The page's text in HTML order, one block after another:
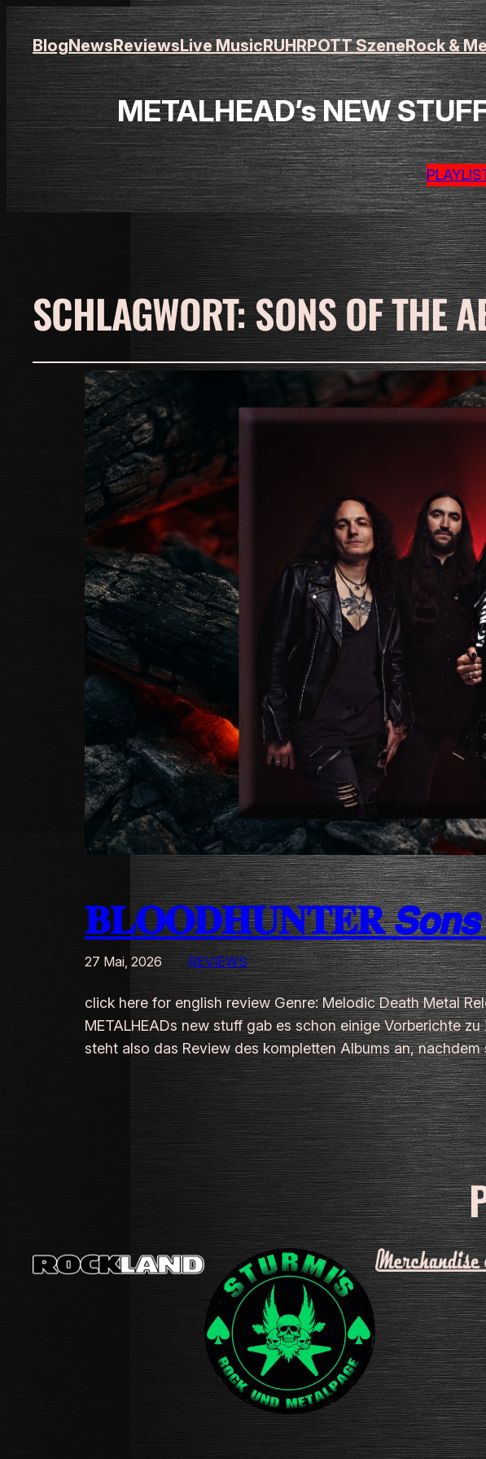
BlogNewsReviewsLive MusicRUHRPOTT SzeneRock &
METALHEAD’s NEW
SCHLAGWORT:SONS OF THE
𝐁𝐋𝐎𝐎𝐃𝐇𝐔𝐍𝐓𝐄𝐑 𝙎𝙤𝙣𝙨
27 Mai, 2026 REVIEWS
click here for english review Genre: Melodic Death Metal
METALHEADs new stuff gab es schon einige Vorberichte
steht also das Review des kompletten Albums an,